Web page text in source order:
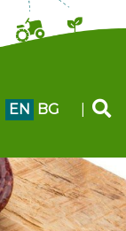
EN BG